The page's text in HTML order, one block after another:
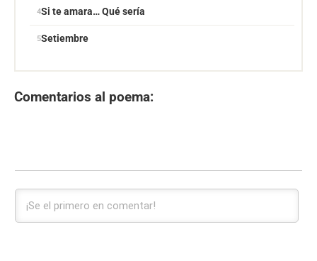
Si te amara… Qué sería
Setiembre
Comentarios al poema: